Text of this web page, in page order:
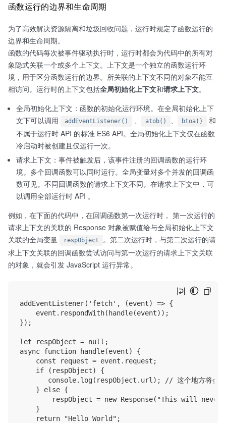
函数运行的边界和生命周期
为了高效解决资源隔离和垃圾回收问题，运行时规定了函数运行的
边界和生命周期。
函数的代码每次被事件驱动执行时，运行时都会为代码中的所有对
象隐式关联一个或多个上下文。上下文是一个独立的函数运行环
境，用于区分函数运行的边界。所关联的上下文不同的对象不能互
相访问。运行时的上下文包括全局初始化上下文和请求上下文。
全局初始化上下文：函数的初始化运行环境。在全局初始化上下
文下可以调用
addEventListener() atob() btoa()
和
不属于运行时 API 的标准 ES6 API。全局初始化上下文仅在函数
冷启动时被创建且仅运行一次。
请求上下文：事件被触发后，该事件注册的回调函数的运行环
境。多个回调函数可以同时运行。全局变量对多个并发的回调函
数可见。不同回调函数的请求上下文不同。在请求上下文中，可
以调用全部运行时 API 。
例如，在下面的代码中，在回调函数第一次运行时， 第一次运行的
请求上下文的关联的 Response 对象被赋值给与全局初始化上下文
关联的全局变量
respObject
。第二次运行时，与第二次运行的请
求上下文关联的回调函数尝试访问与第一次运行的请求上下文关联
的对象，就会引发 JavaScript 运行异常。
addEventListener('fetch', (event) => {
    event.respondWith(handle(event));
});
let respObject = null;
async function handle(event) {
    const request = event.request;
    if (respObject) {
console.log(respObject.url); // 这个地方将会
    } else {
respObject = new Response("This will never
    }
    return "Hello World";